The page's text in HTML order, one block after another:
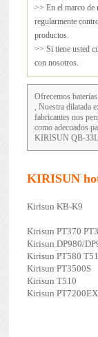
>> En el marco de
regularmente
productos.
>> Si tiene usted
con nosotros.
Ofrecemos baterías
, Nuestra dilatada
fabricantes nos
como adecuados
KIRISUN QB-
KIRISUN
Kirisun KB-K9
Kirisun PT370
Kirisun DP980/
Kirisun PT580
Kirisun PT3500S
Kirisun T510
Kirisun PT7200EX